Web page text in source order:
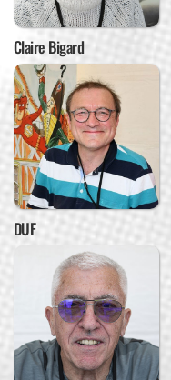
Claire Bigard
DUF